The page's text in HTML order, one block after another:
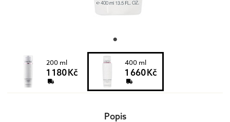
200 ml
1 180 Kč
400 ml
1 660 Kč
Popis